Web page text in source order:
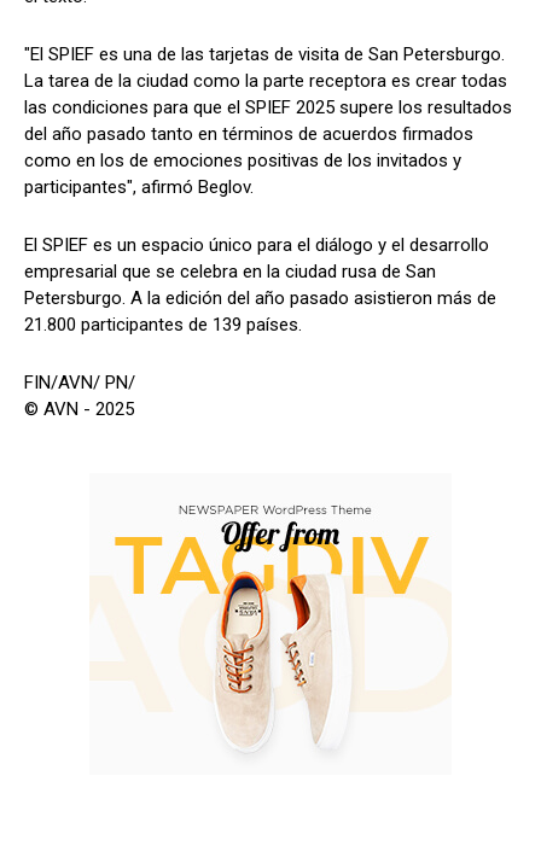
"El SPIEF es una de las tarjetas de visita de San Petersburgo.
La tarea de la ciudad como la parte receptora es crear todas
las condiciones para que el SPIEF 2025 supere los resultados
del año pasado tanto en términos de acuerdos firmados
como en los de emociones positivas de los invitados y
participantes", afirmó Beglov.
El SPIEF es un espacio único para el diálogo y el desarrollo
empresarial que se celebra en la ciudad rusa de San
Petersburgo. A la edición del año pasado asistieron más de
21.800 participantes de 139 países.
FIN/AVN/ PN/
© AVN - 2025